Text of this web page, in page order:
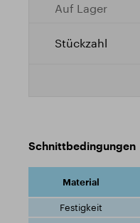
Schnittbedingungen